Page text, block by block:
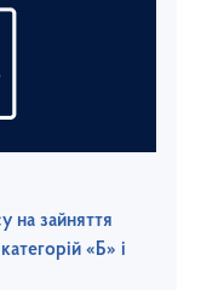
на зайняття
«Б» і